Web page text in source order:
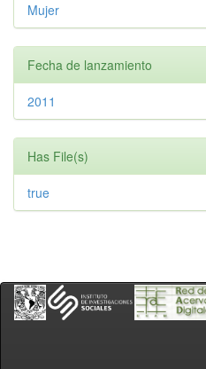
Mujer
Fecha de lanzamiento
2011
Has File(s)
true